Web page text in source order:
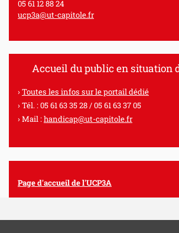
05 61 12 88 24
ucp3a@ut-capitole.fr
Accueil du public en situation
Toutes les infos sur le portail dédié
Tél. : 05 61 63 35 28 / 05 61 63 37 05
Mail :handicap@ut-capitole.fr
Page d'accueil de l'UCP3A